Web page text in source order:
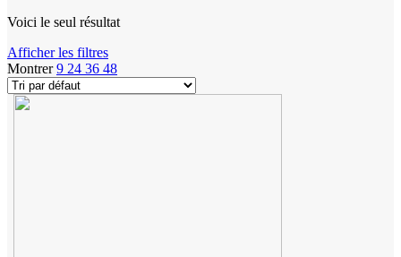
Voici le seul résultat
Afficher les filtres
Montrer9 24 36 48